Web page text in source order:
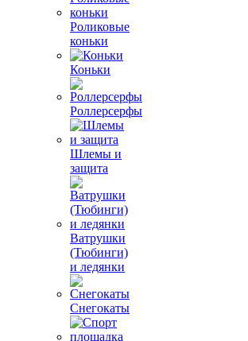
Роликовые
коньки
Коньки
Роллерсерфы
Шлемы и
защита
Ватрушки
(Тюбинги)
и ледянки
Снегокаты